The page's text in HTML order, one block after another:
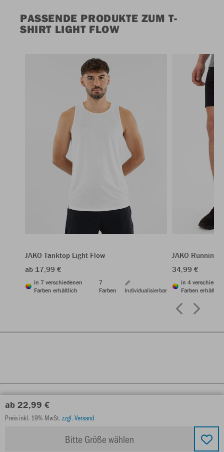
ab 22,99 €
Preis inkl. 19% MwSt.zzgl. Versand
Bitte Größe wählen
PASSENDE PRODUKTE ZUM T-
SHIRT LIGHT FLOW
JAKO Tanktop Light Flow
ab 17,99 €
in 7 verschiedenen
Farben erhältlich
7
Farben
Individualisierbar
JAKO Running
34,99 €
in 4
Farben